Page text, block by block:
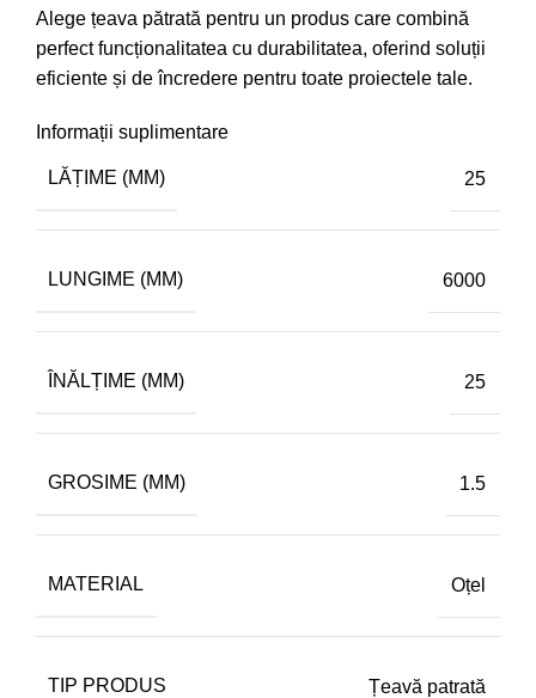
Alege țeava pătrată pentru un produs care combină
perfect funcționalitatea cu durabilitatea, oferind soluții
eficiente și de încredere pentru toate proiectele tale.
Informații suplimentare
LĂȚIME (MM) 25
LUNGIME (MM) 6000
ÎNĂLȚIME (MM) 25
GROSIME (MM) 1.5
MATERIAL Oțel
TIP PRODUS Țeavă patrată